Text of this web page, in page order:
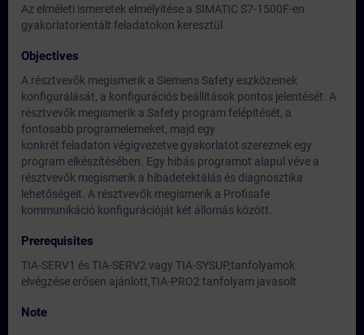
Az elméleti ismeretek elmélyítése a SIMATIC S7-1500F-en
gyakorlatorientált feladatokon keresztül
Objectives
A résztvevők megismerik a Siemens Safety eszközeinek
konfigurálását, a konfigurációs beállítások pontos jelentését. A
résztvevők megismerik a Safety program felépítését, a
fontosabb programelemeket, majd egy
konkrét feladaton végigvezetve gyakorlatot szereznek egy
program elkészítésében. Egy hibás programot alapul véve a
résztvevők megismerik a hibadetektálás és diagnosztika
lehetőségeit. A résztvevők megismerik a Profisafe
kommunikáció konfigurációját két állomás között.
Prerequisites
TIA-SERV1 és TIA-SERV2 vagy TIA-SYSUP,tanfolyamok
elvégzése erősen ajánlott,TIA-PRO2 tanfolyam javasolt
Note